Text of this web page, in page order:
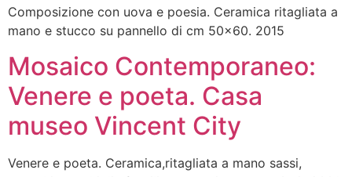
Composizione con uova e poesia. Ceramica ritagliata a
mano e stucco su pannello di cm 50×60. 2015
Mosaico Contemporaneo:
Venere e poeta. Casa
museo Vincent City
Venere e poeta. Ceramica,ritagliata a mano sassi,